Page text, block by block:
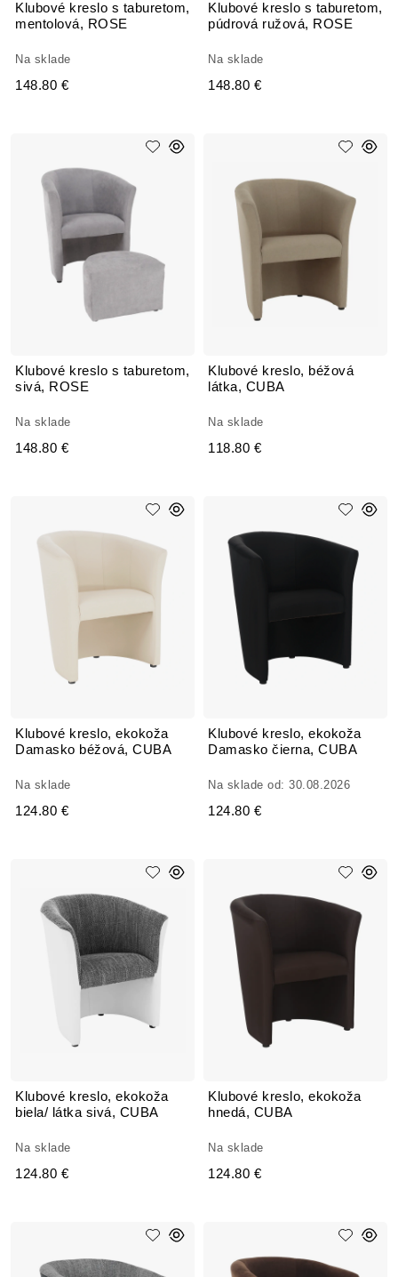
Klubové kreslo s taburetom,
mentolová, ROSE
Na sklade
148.80 €
Klubové kreslo s taburetom,
púdrová ružová, ROSE
Na sklade
148.80 €
Klubové kreslo s taburetom,
sivá, ROSE
Na sklade
148.80 €
Klubové kreslo, béžová
látka, CUBA
Na sklade
118.80 €
Klubové kreslo, ekokoža
Damasko béžová, CUBA
Na sklade
124.80 €
Klubové kreslo, ekokoža
Damasko čierna, CUBA
Na sklade od: 30.08.2026
124.80 €
Klubové kreslo, ekokoža
biela/ látka sivá, CUBA
Na sklade
124.80 €
Klubové kreslo, ekokoža
hnedá, CUBA
Na sklade
124.80 €